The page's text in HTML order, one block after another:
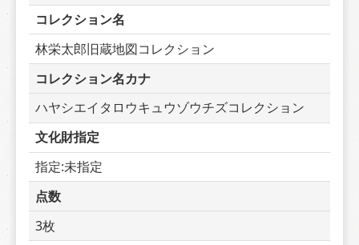
コレクション名
林栄太郎旧蔵地図コレクション
コレクション名カナ
ハヤシエイタロウキュウゾウチズコレクション
文化財指定
指定:未指定
点数
3枚